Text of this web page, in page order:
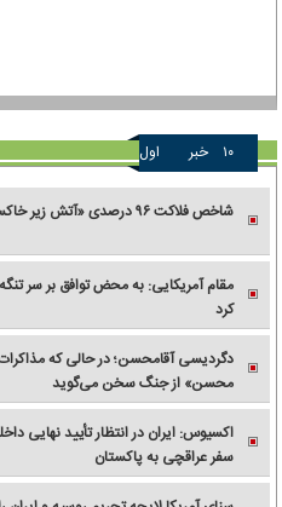
۱۰ خبر اول
شاخص فلاکت ۹۶ درصدی «آتش زیر خاکستر» است
مقام آمریکایی: به محض توافق بر سر
کرد
دگردیسی آقامحسن؛ در حالی که
محسن» از جنگ سخن می‌گوید
اکسیوس: ایران در انتظار تأیید نهایی
سفر عراقچی به پاکستان